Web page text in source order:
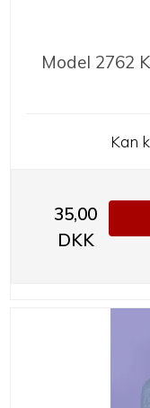
Model 2762
Kan
35,00
DKK